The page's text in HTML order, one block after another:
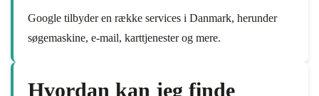
Google tilbyder en række services i Danmark, herunder
søgemaskine, e-mail, karttjenester og mere.
Hvordan kan jeg finde